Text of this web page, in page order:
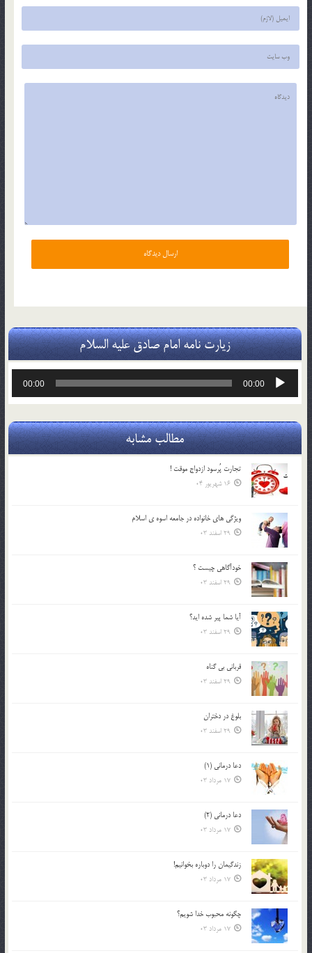
زیارت نامه امام صادق علیه السلام
پخش‌کننده
00:00
00:00
مطالب مشابه
تجارت پُرسود ازدواج موقت !
16 شهریور 04
ويژگي هاي خانواده در جامعه اسوه ي اسلام
29 اسفند 03
خودآگاهى چيست ؟
29 اسفند 03
آیا شما پیر شده اید؟
29 اسفند 03
قرباني بي گناه
29 اسفند 03
بلوغ در دختران
29 اسفند 03
دعا درمانی (1)
17 مرداد 03
دعا درمانی (2)
17 مرداد 03
زندگيمان را دوباره بخوانيم!
17 مرداد 03
چگونه محبوب خدا شويم؟
17 مرداد 03